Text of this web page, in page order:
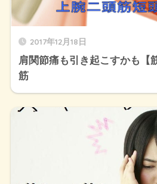
2017年12月18日
肩関節痛も引き起こすかも【
筋